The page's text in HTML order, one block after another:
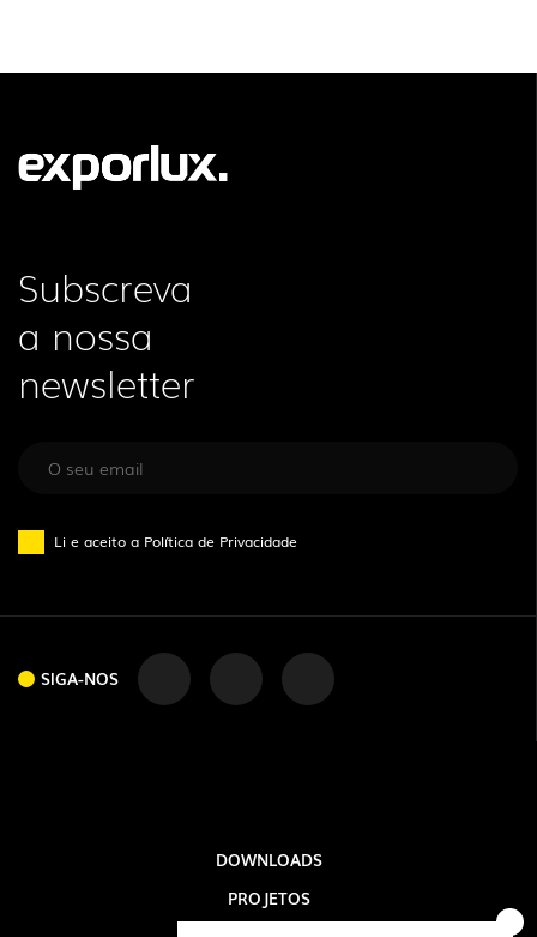
Subscreva
a nossa
newsletter
Li e aceito a Política de Privacidade
SIGA-NOS
DOWNLOADS
PROJETOS